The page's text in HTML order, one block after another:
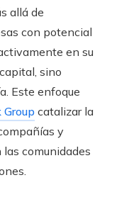
allá de
con potencial
en su
sino
Este enfoque
Group catalizar la
y
comunidades